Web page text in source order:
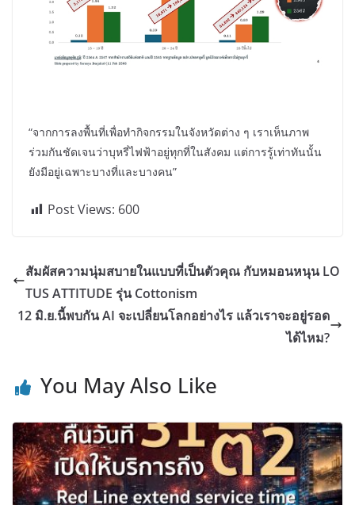
“จากการลงพื้นที่เพื่อทำกิจกรรมในจังหวัดต่าง ๆ เราเห็นภาพ
ร่วมกันชัดเจนว่าบุหรี่ไฟฟ้าอยู่ทุกที่ในสังคม แต่การรู้เท่าทันนั้น
ยังมีอยู่เฉพาะบางที่และบางคน”
Post Views: 600
สัมผัสความนุ่มสบายในแบบที่เป็นตัวคุณ กับหมอนหนุน LO
TUS ATTITUDE รุ่น Cottonism
12 มิ.ย.นี้พบกัน AI จะเปลี่ยนโลกอย่างไร แล้วเราจะอยู่รอด
ได้ไหม?
You May Also Like